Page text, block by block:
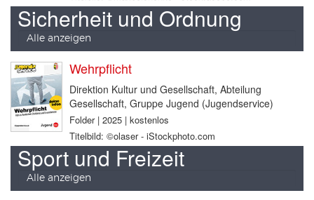
Sicherheit und Ordnung
Alle anzeigen
Wehrpflicht
Direktion Kultur und Gesellschaft, Abteilung
Gesellschaft, Gruppe Jugend (Jugendservice)
Folder | 2025 | kostenlos
Titelbild: ©olaser - iStockphoto.com
Sport und Freizeit
Alle anzeigen